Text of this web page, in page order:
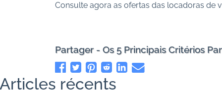
Consulte agora as ofertas das locadoras de
Partager - Os 5 Principais Critérios
Articles récents